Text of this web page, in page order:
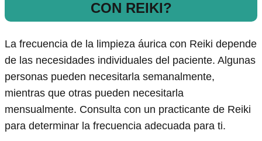
CON REIKI?
La frecuencia de la limpieza áurica con Reiki depende
de las necesidades individuales del paciente. Algunas
personas pueden necesitarla semanalmente,
mientras que otras pueden necesitarla
mensualmente. Consulta con un practicante de Reiki
para determinar la frecuencia adecuada para ti.